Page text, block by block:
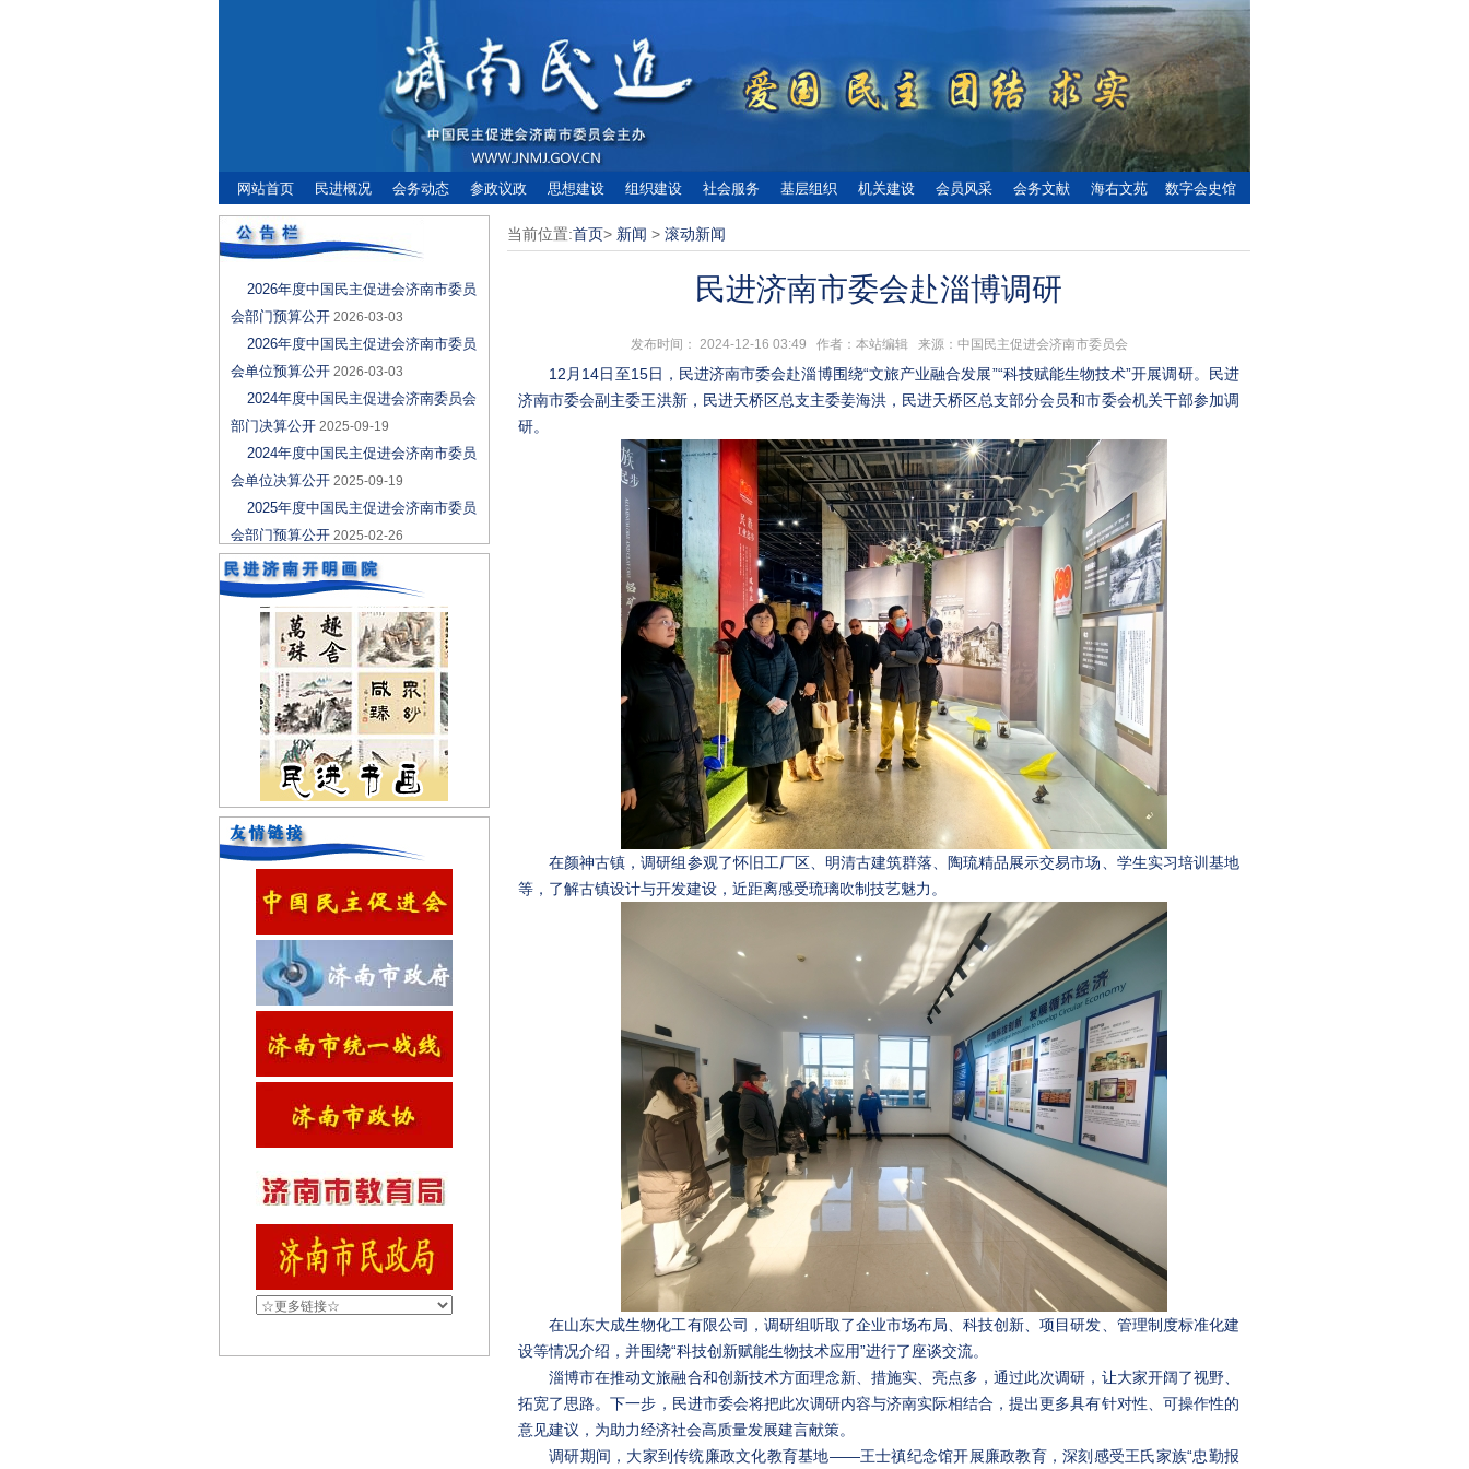
网站首页 民进概况 会务动态 参政议政 思想建设 组织建设 社会服务 基层组织 机关建设 会员风采 会务文献 海右文苑 数字会史馆
当前位置:首页> 新闻 > 滚动新闻
民进济南市委会赴淄博调研
发布时间： 2024-12-16 03:49 作者：本站编辑 来源：中国民主促进会济南市委员会
12月14日至15日，民进济南市委会赴淄博围绕“文旅产业融合发展”“科技赋能生物技术”开展调研。民进
济南市委会副主委王洪新，民进天桥区总支主委姜海洪，民进天桥区总支部分会员和市委会机关干部参加调
研。
在颜神古镇，调研组参观了怀旧工厂区、明清古建筑群落、陶琉精品展示交易市场、学生实习培训基地
等，了解古镇设计与开发建设，近距离感受琉璃吹制技艺魅力。
在山东大成生物化工有限公司，调研组听取了企业市场布局、科技创新、项目研发、管理制度标准化建
设等情况介绍，并围绕“科技创新赋能生物技术应用”进行了座谈交流。
淄博市在推动文旅融合和创新技术方面理念新、措施实、亮点多，通过此次调研，让大家开阔了视野、
拓宽了思路。下一步，民进市委会将把此次调研内容与济南实际相结合，提出更多具有针对性、可操作性的
意见建议，为助力经济社会高质量发展建言献策。
调研期间，大家到传统廉政文化教育基地——王士禛纪念馆开展廉政教育，深刻感受王氏家族“忠勤报